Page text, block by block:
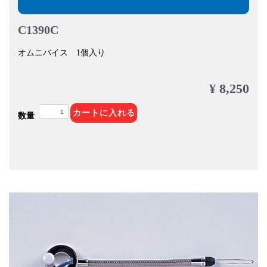
C1390C
オムニバイス 1個入り
¥ 8,250
数量 カートに入れる